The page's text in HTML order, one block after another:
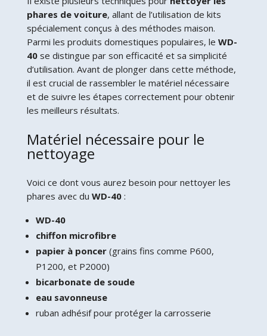
phares de voiture, allant de l’utilisation de kits
spécialement conçus à des méthodes maison.
Parmi les produits domestiques populaires, le WD-
40se distingue par son efficacité et sa simplicité
d’utilisation. Avant de plonger dans cette méthode,
il est crucial de rassembler le matériel nécessaire
et de suivre les étapes correctement pour obtenir
les meilleurs résultats.
Matériel nécessaire pour le
nettoyage
Voici ce dont vous aurez besoin pour nettoyer les
phares avec du WD-40:
WD-40
chiffon microfibre
papier à poncer(grains fins comme P600,
P1200, et P2000)
bicarbonate de soude
eau savonneuse
ruban adhésif pour protéger la carrosserie